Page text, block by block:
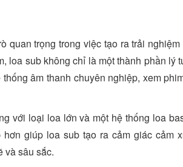
quan trọng trong việc tạo ra trải
loa sub không chỉ là một thành phần lý
âm thanh chuyên nghiệp, xem
với loại loa lớn và một hệ thống loa
giúp loa sub tạo ra cảm giác cảm
và sâu sắc.